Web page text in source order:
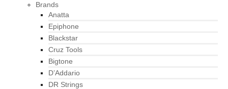
Brands
Anatta
Epiphone
Blackstar
Cruz Tools
Bigtone
D’Addario
DR Strings